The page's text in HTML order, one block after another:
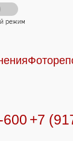
режим
600 +7